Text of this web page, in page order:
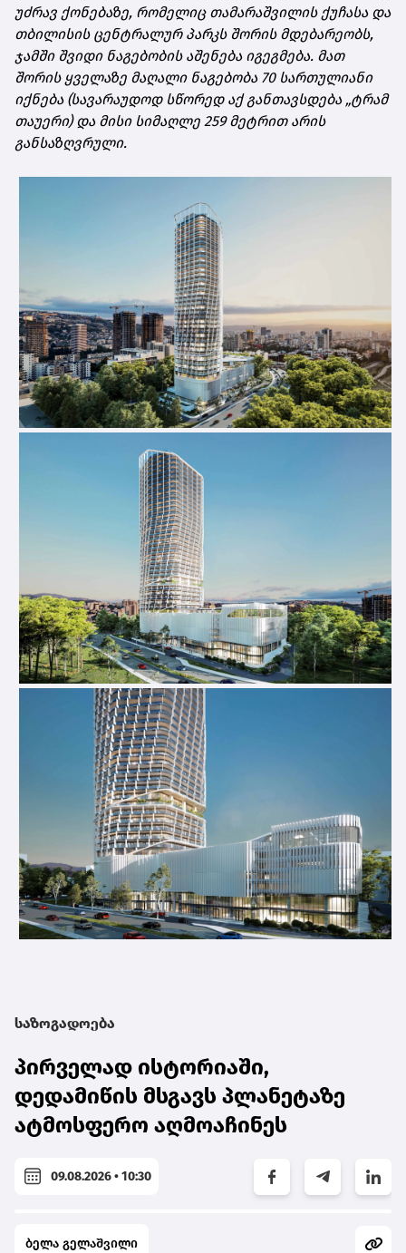
უძრავ ქონებაზე, რომელიც თამარაშვილის ქუჩასა და
თბილისის ცენტრალურ პარკს შორის მდებარეობს,
ჯამში შვიდი ნაგებობის აშენება იგეგმება. მათ
შორის ყველაზე მაღალი ნაგებობა 70 სართულიანი
იქნება (სავარაუდოდ სწორედ აქ განთავსდება „ტრამ
თაუერი)და მისი სიმაღლე 259 მეტრით არის
განსაზღვრული.
საზოგადოება
პირველად ისტორიაში,
დედამიწის მსგავს პლანეტაზე
ატმოსფერო აღმოაჩინეს
09.08.2026 • 10:30
ბელა გელაშვილი